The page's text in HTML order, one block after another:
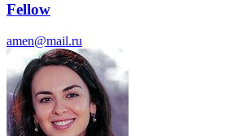
Fellow
amen@mail.ru